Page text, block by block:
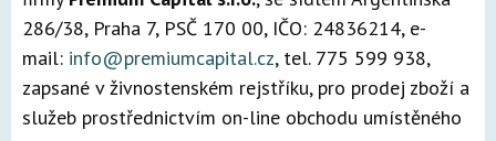
286/38, Praha 7, PSČ 170 00, IČO: 24836214, e-
mail: info@premiumcapital.cz, tel. 775 599 938,
zapsané v živnostenském rejstříku, pro prodej zboží a
služeb prostřednictvím on-line obchodu umístěného